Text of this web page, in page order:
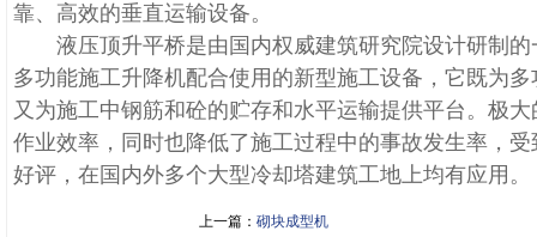
靠、高效的垂直运输设备。
液压顶升平桥是由国内权威建筑研究院设计研制的
多功能施工升降机配合使用的新型施工设备，它既为
又为施工中钢筋和砼的贮存和水平运输提供平台。极
作业效率，同时也降低了施工过程中的事故发生率，
好评，在国内外多个大型冷却塔建筑工地上均有应用。
上一篇：砌块成型机